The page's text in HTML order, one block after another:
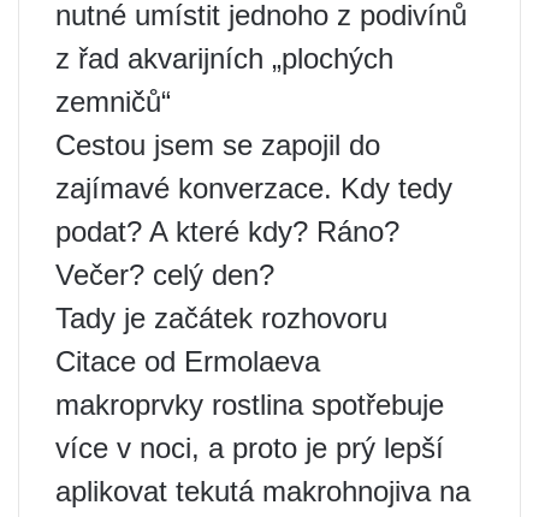
nutné umístit jednoho z podivínů
z řad akvarijních „plochých
zemničů“
Cestou jsem se zapojil do
zajímavé konverzace. Kdy tedy
podat? A které kdy? Ráno?
Večer? celý den?
Tady je začátek rozhovoru
Citace od Ermolaeva
makroprvky rostlina spotřebuje
více v noci, a proto je prý lepší
aplikovat tekutá makrohnojiva na